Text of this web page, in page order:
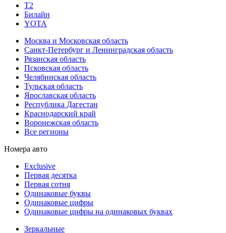
Т2
Билайн
YOTA
Москва и Московская область
Санкт-Петербург и Ленинградская область
Рязанская область
Псковская область
Челябинская область
Тульская область
Ярославская область
Республика Дагестан
Краснодарский край
Воронежская область
Все регионы
Номера авто
Exclusive
Первая десятка
Первая сотня
Одинаковые буквы
Одинаковые цифры
Одинаковые цифры на одинаковых буквах
Зеркальные